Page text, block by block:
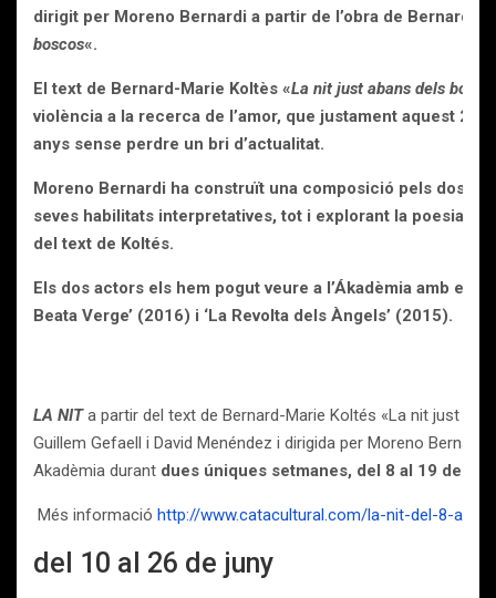
dirigit per Moreno Bernardi a partir de l’obra de Bernard
boscos«.
El text de Bernard-Marie Koltès «La nit just abans dels
violència a la recerca de l’amor, que justament aquest
anys sense perdre un bri d’actualitat.
Moreno Bernardi ha construït una composició pels dos
seves habilitats interpretatives, tot i explorant la poesia
del text de Koltés.
Els dos actors els hem pogut veure a l’Ákadèmia amb els
Beata Verge’ (2016) i ‘La Revolta dels Àngels’ (2015).
LA NITa partir del text de Bernard-Marie Koltés «La nit just
Guillem Gefaell i David Menéndez i dirigida per Moreno
Akadèmia durant dues úniques setmanes, del 8 al 19 de
Més informació http://www.catacultural.com/la-nit-del-8-al-
del 10 al 26 de juny